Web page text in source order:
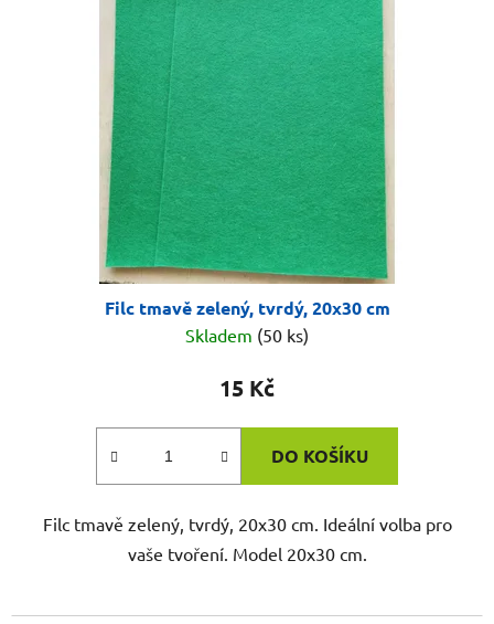
Filc tmavě zelený, tvrdý, 20x30 cm
Skladem (50 ks)
15 Kč
DO KOŠÍKU
Filc tmavě zelený, tvrdý, 20x30 cm. Ideální volba pro
vaše tvoření. Model 20x30 cm.